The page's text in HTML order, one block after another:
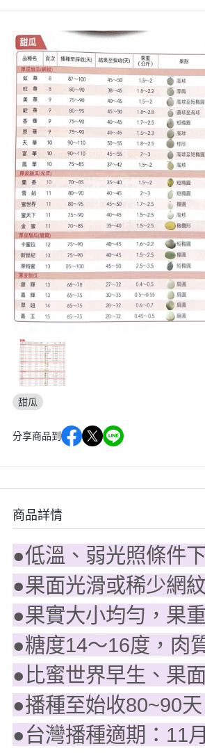
甜瓜
分享商品到
商品詳情
●低溫、弱光照條件
●果面光滑或稀少網紋
●果實大小均勻，果
●糖度14～16度，肉
●比蜜世界早生、果
●播種至始收80~90
●台灣播種適期：11